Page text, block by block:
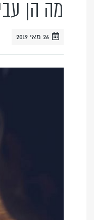
מה הן
26 מאי 2019